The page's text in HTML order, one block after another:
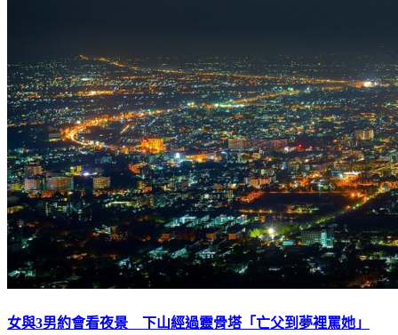
女與3男約會看夜景 下山經過靈骨塔「亡父到夢裡罵她」